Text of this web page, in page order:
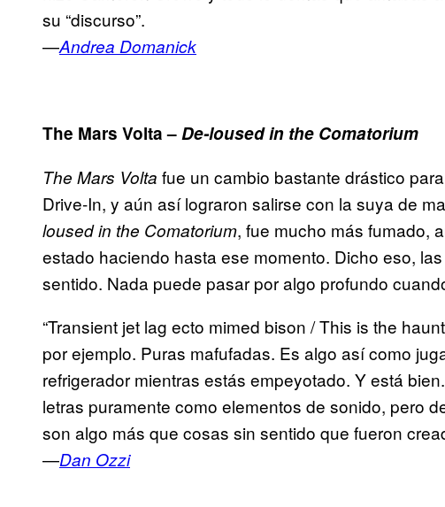
su “discurso”.
—Andrea Domanick
The Mars Volta –De-loused in the Comatorium
The Mars Volta fue un cambio bastante drástico
Drive-In, y aún así lograron salirse con la suya de
loused in the Comatorium, fue mucho más fumado,
estado haciendo hasta ese momento. Dicho eso,
sentido. Nada puede pasar por algo profundo
“Transient jet lag ecto mimed bison / This is the
por ejemplo. Puras mafufadas. Es algo así como
refrigerador mientras estás empeyotado. Y está
letras puramente como elementos de sonido, pero
son algo más que cosas sin sentido que fueron
—Dan Ozzi